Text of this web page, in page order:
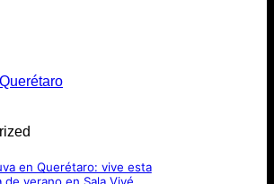
en Querétaro: vive esta
de verano en Sala Vivé